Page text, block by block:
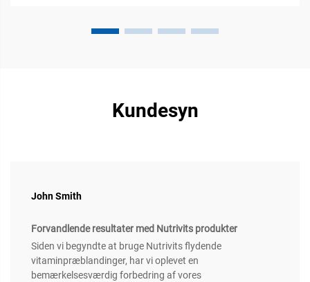
Kundesyn
John Smith
Forvandlende resultater med Nutrivits produkter
Siden vi begyndte at bruge Nutrivits flydende
vitaminpræblandinger, har vi oplevet en
bemærkelsesværdig forbedring af vores